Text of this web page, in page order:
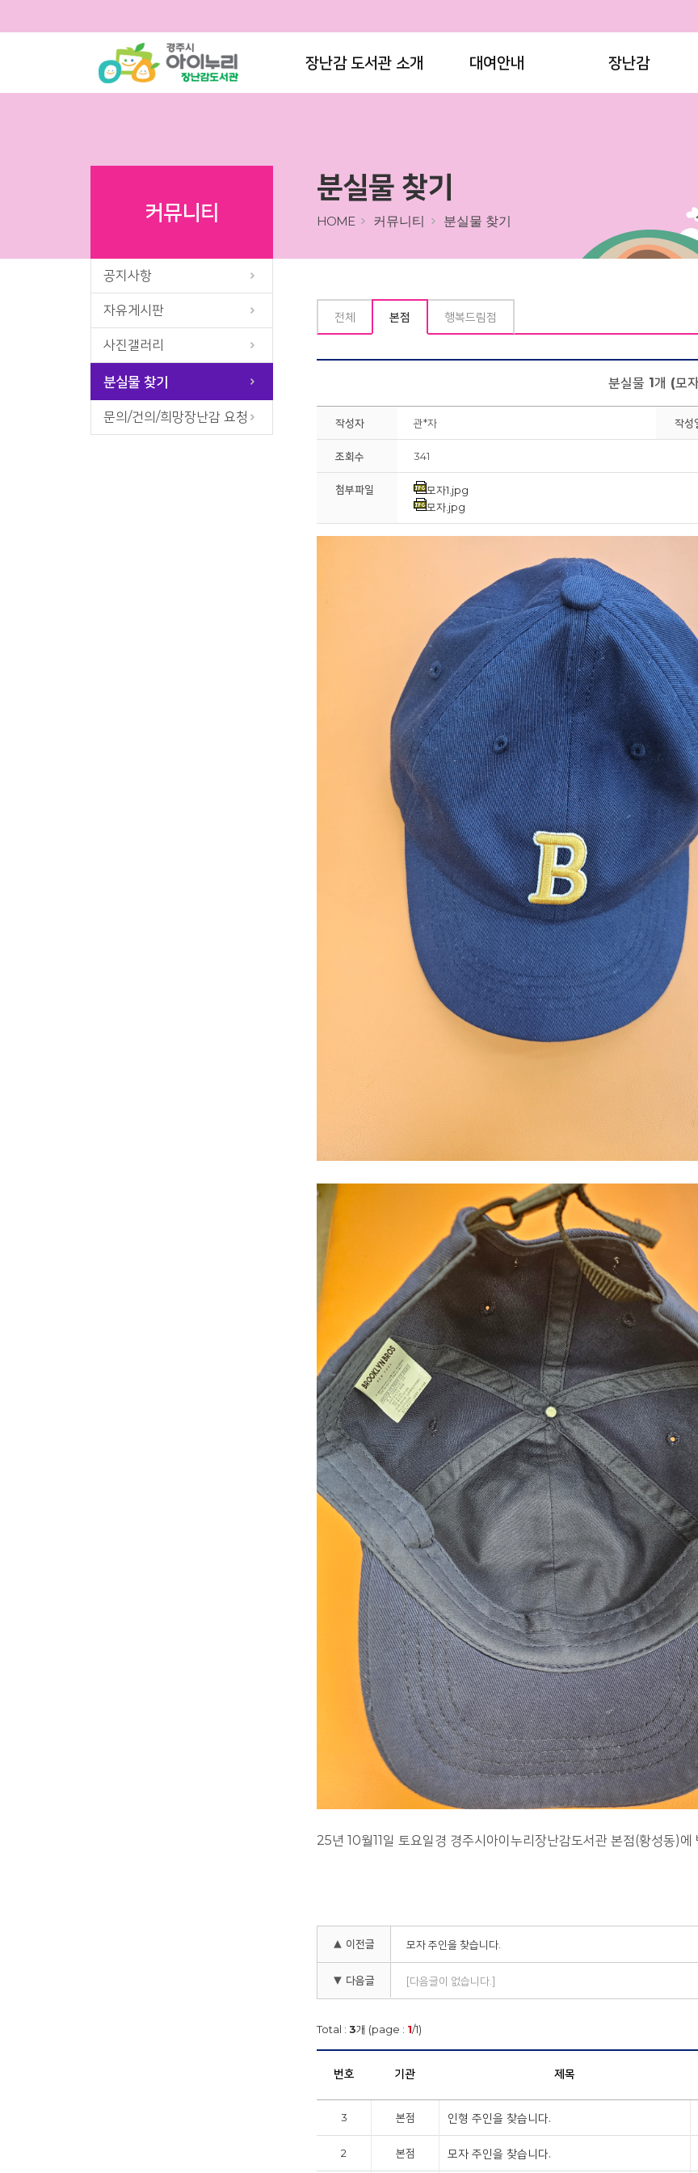
장난감 도서관 소개 대여안내 장난감
커뮤니티
공지사항
자유게시판
사진갤러리
분실물 찾기
문의/건의/희망장난감 요청
분실물 찾기
HOME 커뮤니티 분실물 찾기
전체 본점 행복드림점
분실물 1개 (모
작성자 관*자 작성
조회수 341
첨부파일
모자1.jpg
모자.jpg
25년 10월11일 토요일경 경주시아이누리장난감도서관 본점(황성동)
▲ 이전글 모자 주인을 찾습니다.
▼ 다음글 [다음글이 없습니다.]
Total : 3개 (page : 1/1)
번호 기관 제목
3 본점 인형 주인을 찾습니다.
2 본점 모자 주인을 찾습니다.